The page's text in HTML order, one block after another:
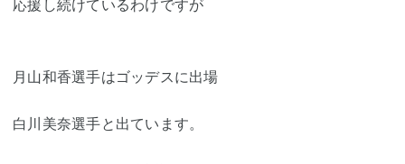
応援し続けているわけですが
月山和香選手はゴッデスに出場
白川美奈選手と出ています。